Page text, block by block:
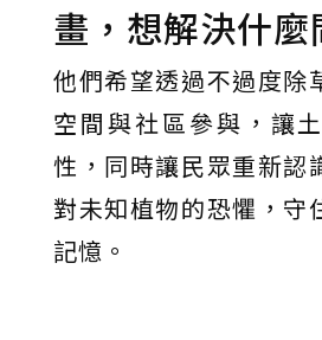
畫，想解決什麼
他們希望透過不過度除
空間與社區參與，讓
性，同時讓民眾重新認
對未知植物的恐懼，守
記憶。